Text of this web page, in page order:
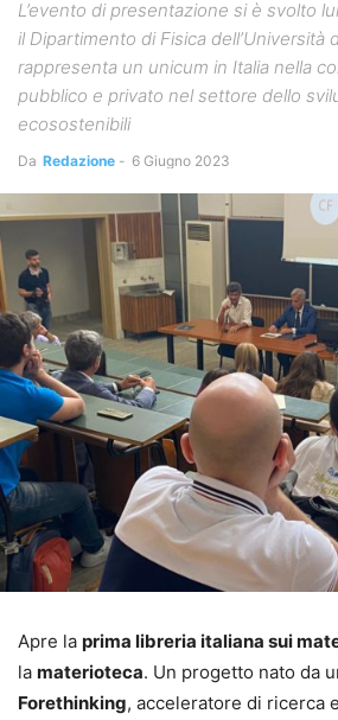
L’evento di presentazione si è svolto
il Dipartimento di Fisica dell’Università
rappresenta un unicum in Italia nella
pubblico e privato nel settore dello
ecosostenibili
Da Redazione - 6 Giugno 2023
Apre la prima libreria italiana sui
la materioteca. Un progetto nato da
Forethinking, acceleratore di ricerca